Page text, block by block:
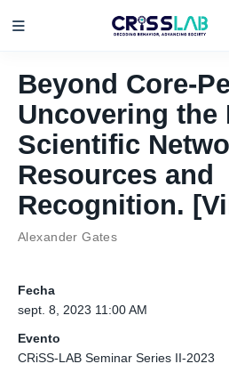
Beyond Core-
Uncovering the
Scientific
Resources and
Recognition.
Alexander Gates
Fecha
sept. 8, 2023 11:00 AM
Evento
CRiSS-LAB Seminar Series II-2023